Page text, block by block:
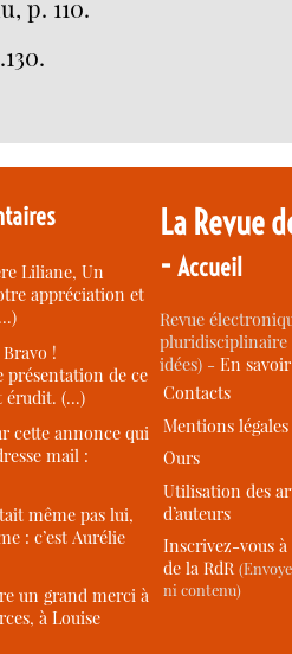
p. 110.
Liliane, Un
appréciation et
Bravo !
présentation de ce
érudit. (…)
cette annonce qui
mail :
même pas lui,
: c’est Aurélie
un grand merci à
à Louise
La Revue
-Accueil
Revue
idées) -En
Contacts
Mentions légales
Ours
Utilisation des
d’auteurs
Inscrivez-vous
de la RdR
ni contenu)